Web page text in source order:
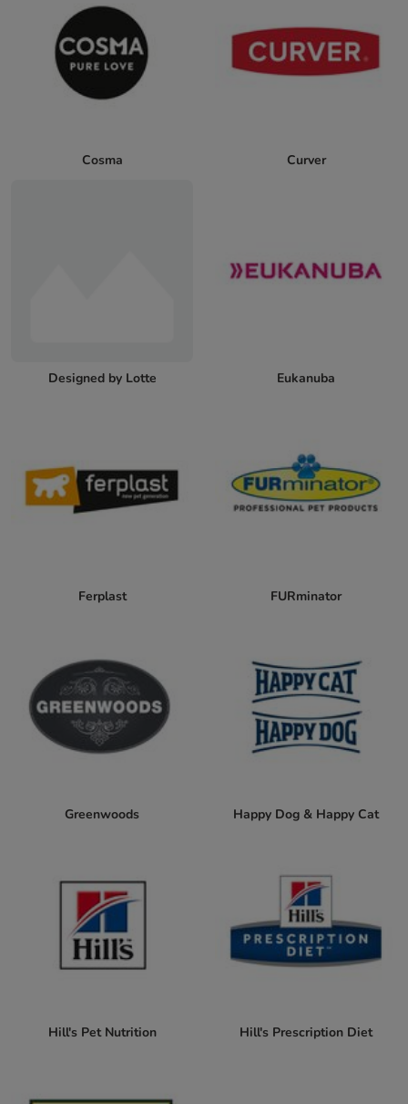
Cosma Curver
Designed by Lotte Eukanuba
Ferplast FURminator
Greenwoods Happy Dog & Happy Cat
Hill's Pet Nutrition Hill's Prescription Diet